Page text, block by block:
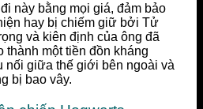
này bằng mọi giá, đảm bảo
hay bị chiếm giữ bởi Tử
và kiên định của ông đã
thành một tiền đồn kháng
nối giữa thế giới bên ngoài và
bị bao vây.